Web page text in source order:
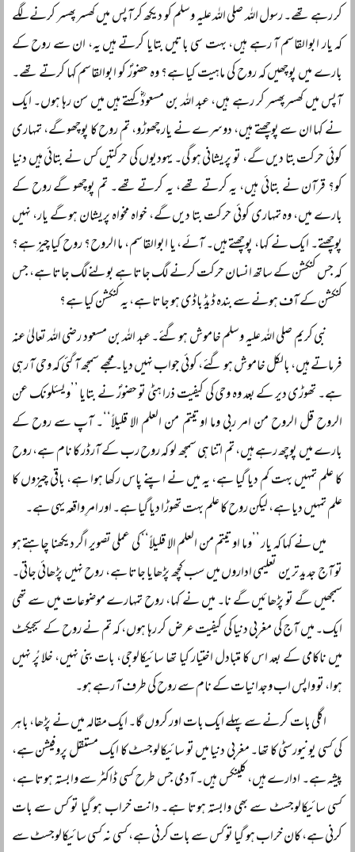
کر رہے تھے۔ رسول اللہ صلی اللہ علیہ وسلم کو دیکھ کر آپس میں کھسر پھسر کرنے لگے
کہ یار ابوالقاسم آ رہے ہیں، بہت سی باتیں بتایا کرتے ہیں یہ، ان سے روح کے
بارے میں پوچھیں کہ روح کی ماہیت کیا ہے؟ وہ حضورؐ کو ابوالقاسم کہا کرتے تھے۔
آپس میں کھسرپھسر کر رہے ہیں، عبد اللہ بن مسعودؓ کہتے ہیں میں سن رہا ہوں۔ ایک
نے کہا ان سے پوچھتے ہیں، دوسرے نے یار چھوڑو، تم روح کا پوچھو گے، تمہاری
کوئی حرکت بتا دیں گے، تو پریشانی ہو گی۔ یہودیوں کی حرکتیں کس نے بتائی ہیں دنیا
کو؟ قرآن نے بتائی ہیں، یہ کرتے تھے، یہ کرتے تھے۔ تم پوچھو گے روح کے
بارے میں، وہ تمہاری کوئی حرکت بتا دیں گے، خواہ مخواہ پریشان ہو گے یار، نہیں
پوچھتے۔ ایک نے کہا، پوچھتے ہیں۔ آئے، یا ابوالقاسم، ما الروح؟ روح کیا چیز ہے؟
کہ جس کنکشن کے ساتھ انسان حرکت کرنے لگ جاتا ہے بولنے لگ جاتا ہے، جس
کنکشن کے آف ہونے سے بندہ ڈیڈ باڈی ہو جاتا ہے، یہ کنکشن کیا ہے؟
نبی کریم صلی اللہ علیہ وسلم خاموش ہو گئے۔ عبد اللہ بن مسعود رضی اللہ تعالیٰ عنہ
فرماتے ہیں، بالکل خاموش ہو گئے، کوئی جواب نہیں دیا۔ مجھے سمجھ آ گئی کہ وحی آ رہی
ہے۔ تھوڑی دیر کے بعد وہ وحی کی کیفیت ذرا ہٹی تو حضورؐ نے بتایا ’’ویسئلونک عن
الروح قل الروح من امر ربی وما اوتیتم من العلم الا قلیلاً‌‘‘۔ آپ سے روح کے
بارے میں پوچھ رہے ہیں، تم اتنا ہی سمجھ لو کہ روح رب کے آرڈر کا نام ہے، روح
کا علم تمہیں بہت کم دیا گیا ہے، یہ میں نے اپنے پاس رکھا ہوا ہے، باقی چیزوں کا
علم تمہیں دیا ہے، لیکن روح کا علم بہت تھوڑا دیا گیا ہے۔ اور امرِ واقعہ یہی ہے۔
میں نے کہا کہ یار ’’وما اوتیتم من العلم الا قلیلاً‌‘‘ کی عملی تصویر اگر دیکھنا چاہتے ہو
تو آج جدید ترین تعلیمی اداروں میں سب کچھ پڑھایا جاتا ہے، روح نہیں پڑھائی جاتی۔
سمجھیں گے تو پڑھائیں گے نا۔ میں نے کہا، روح تمہارے موضوعات میں سے تھی
ایک۔ میں آج کی مغربی دنیا کی کیفیت عرض کر رہا ہوں، کہ تم نے روح کے سبجیکٹ
میں ناکامی کے بعد اس کا متبادل اختیار کیا تھا سائیکالوجی، بات بنی نہیں، خلا پُر نہیں
ہوا، تو واپس اب وجدانیات کے نام سے روح کی طرف آ رہے ہو۔
اگلی بات کرنے سے پہلے ایک بات اور کروں گا۔ ایک مقالہ میں نے پڑھا، باہر
کی کسی یونیورسٹی کا تھا۔ مغربی دنیا میں تو سائیکالوجسٹ کا ایک مستقل پروفیشن ہے،
پیشہ ہے۔ ادارے ہیں، کلینکس ہیں۔ آدمی جس طرح کسی ڈاکٹر سے وابستہ ہوتا ہے،
کسی سائیکالوجسٹ سے بھی وابستہ ہوتا ہے۔ دانت خراب ہو گیا تو کس سے بات
کرنی ہے، کان خراب ہو گیا تو کس سے بات کرنی ہے، کسی نہ کسی سائیکالوجسٹ سے